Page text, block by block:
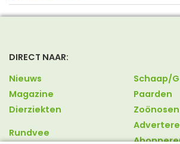
DIRECT NAAR:
Nieuws
Magazine
Dierziekten
Rundvee
Schaap/
Paarden
Zoönosen